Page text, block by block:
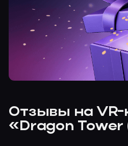
Отзывы на VR-
«Dragon Tower